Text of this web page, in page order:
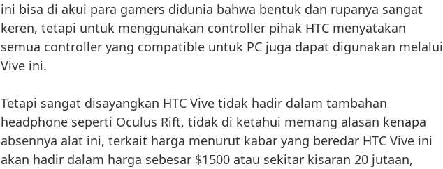
ini bisa di akui para gamers didunia bahwa bentuk dan rupanya sangat
keren, tetapi untuk menggunakan controller pihak HTC menyatakan
semua controller yang compatible untuk PC juga dapat digunakan melalui
Vive ini.
Tetapi sangat disayangkan HTC Vive tidak hadir dalam tambahan
headphone seperti Oculus Rift, tidak di ketahui memang alasan kenapa
absennya alat ini, terkait harga menurut kabar yang beredar HTC Vive ini
akan hadir dalam harga sebesar $1500 atau sekitar kisaran 20 jutaan,